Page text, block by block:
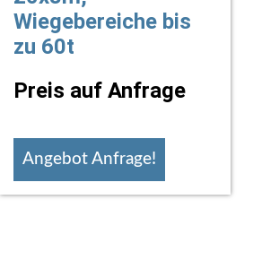
Wiegebereiche bis
zu 60t
Preis auf Anfrage
Angebot Anfrage!